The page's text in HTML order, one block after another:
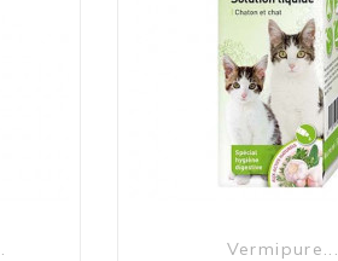
Vermipure...